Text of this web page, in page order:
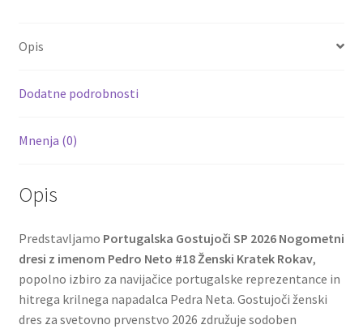
k
Opis
Dodatne podrobnosti
Mnenja (0)
Opis
Predstavljamo Portugalska Gostujoči SP 2026 Nogometni
dresi z imenom Pedro Neto #18 Ženski Kratek Rokav,
popolno izbiro za navijačice portugalske reprezentance in
hitrega krilnega napadalca Pedra Neta. Gostujoči ženski
dres za svetovno prvenstvo 2026 združuje sodoben